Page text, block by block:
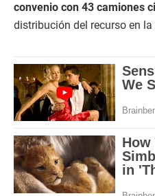
convenio con 43 camiones
distribución del recurso en